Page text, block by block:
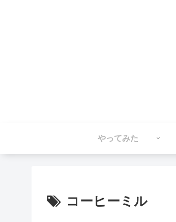
やってみた
コーヒーミル